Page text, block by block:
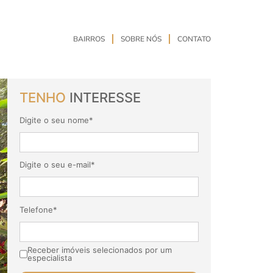
BAIRROS SOBRE NÓS CONTATO
TENHO INTERESSE
Digite o seu nome*
Digite o seu e-mail*
Telefone*
Receber imóveis selecionados por um
especialista